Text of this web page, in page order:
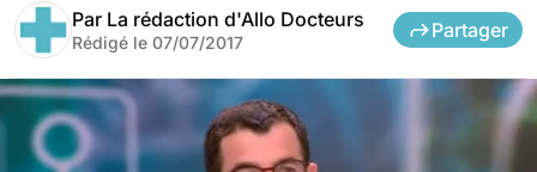
Par La rédaction d'Allo Docteurs
Rédigé le 07/07/2017
Partager